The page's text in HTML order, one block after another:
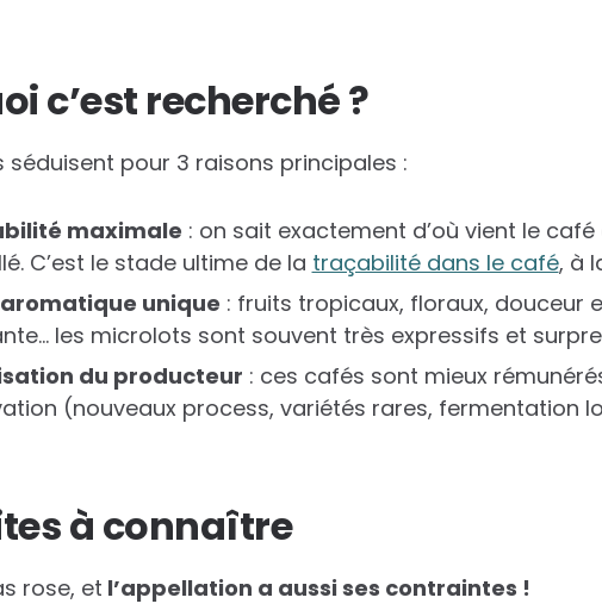
c’est recherché ?
séduisent pour 3 raisons principales :
maximale : on sait exactement d’où vient le
C’est le stade ultime de la traçabilité dans le café, à
unique : fruits tropicaux, floraux, douceur
les microlots sont souvent très expressifs et
du producteur : ces cafés sont mieux
(nouveaux process, variétés rares, fermentation
à connaître
rose, et l’appellation a aussi ses contraintes !